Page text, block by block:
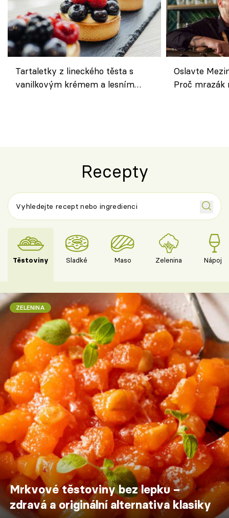
Tartaletky z lineckého těsta s
vanilkovým krémem a lesním
Oslavte
Proč
Recepty
Těstoviny Sladké Maso Zelenina Nápoje
ZELENINA
Mrkvové těstoviny bez lepku –
zdravá a originální alternativa klasiky